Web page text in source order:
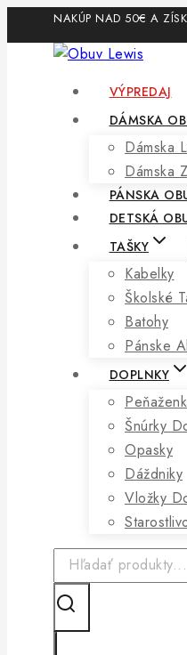
NAKÚP NAD 50€ A
VÝPREDAJ
DÁMSKA
Dámska
Dámska
PÁNSKA
DETSKÁ
TAŠKY
Kabelky
Školské
Batohy
Pánske
DOPLNKY
Šnúrky
Opasky
Dáždniky
Vložky